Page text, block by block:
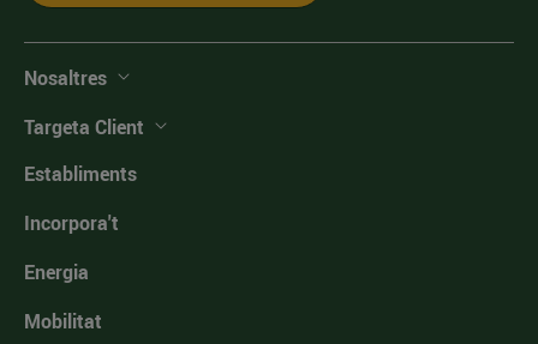
Nosaltres
Targeta Client
Establiments
Incorpora't
Energia
Mobilitat